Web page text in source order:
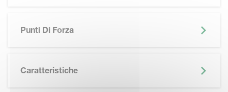
Punti Di Forza
Caratteristiche